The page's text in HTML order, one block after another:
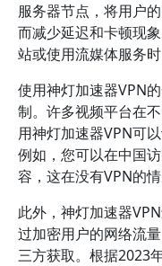
服务器节点，将用户
而减少延迟和卡顿现
站或使用流媒体服务
使用神灯加速器VPN
制。许多视频平台在
用神灯加速器VPN可
例如，您可以在中国
容，这在没有VPN的
此外，神灯加速器
过加密用户的网络流
三方获取。根据2023